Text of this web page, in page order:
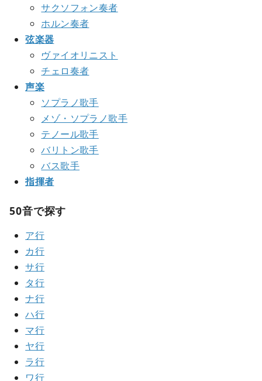
サクソフォン奏者
ホルン奏者
弦楽器
ヴァイオリニスト
チェロ奏者
声楽
ソプラノ歌手
メゾ・ソプラノ歌手
テノール歌手
バリトン歌手
バス歌手
指揮者
50音で探す
ア行
カ行
サ行
タ行
ナ行
ハ行
マ行
ヤ行
ラ行
ワ行